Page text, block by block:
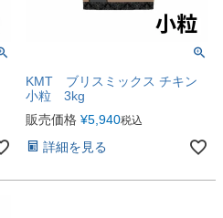
KMT ブリスミックス チキン
小粒 3kg
販売価格 ¥5,940税込
詳細を見る